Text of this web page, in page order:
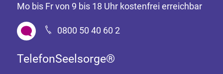
Mo bis Fr von 9 bis 18 Uhr kostenfrei erreichbar
0800 50 40 60 2
TelefonSeelsorge®